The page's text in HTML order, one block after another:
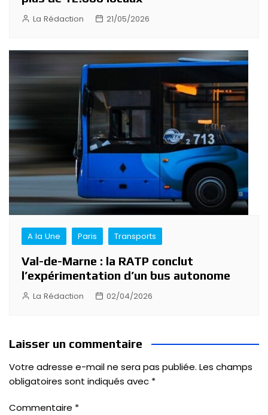
La Rédaction 21/05/2026
A la Une Paris Transports
Val-de-Marne : la RATP conclut
l’expérimentation d’un bus autonome
La Rédaction 02/04/2026
Laisser un commentaire
Votre adresse e-mail ne sera pas publiée. Les champs
obligatoires sont indiqués avec *
Commentaire *